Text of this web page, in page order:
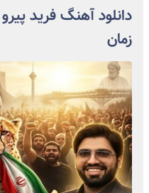
دانلود آهنگ فرید
زمان